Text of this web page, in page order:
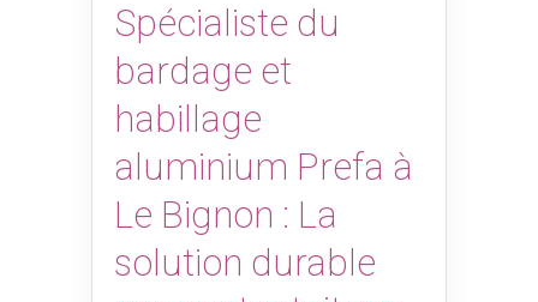
Spécialiste du
bardage et
habillage
aluminium Prefa à
Le Bignon : La
solution durable